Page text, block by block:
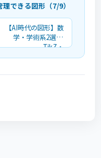
できる図形（7/9）
【AI時代の図形】数
学・学術系2選 —
TikZ・
KaTeX/MathJax徹底